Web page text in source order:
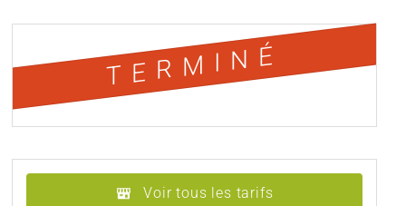
TERMINÉ
Voir tous les tarifs